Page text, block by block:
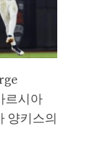
르시아
양키스의